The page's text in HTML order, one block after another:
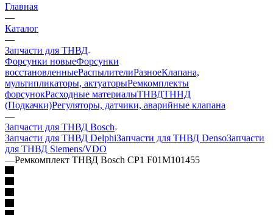
Главная
—
Каталог
—
Запчасти для ТНВД
Форсунки новыеФорсунки
восстановленныеРаспылителиРазноеКлапана,
мультипликаторы, актуаторыРемкомплекты
форсунокРасходные материалыТНВДТННД
(Подкачки)Регуляторы, датчики, аварийные клапана
—
Запчасти для ТНВД Bosch
Запчасти для ТНВД DelphiЗапчасти для ТНВД DensoЗапчасти
для ТНВД Siemens/VDO
—Ремкомплект ТНВД Bosch CP1 F01M101455